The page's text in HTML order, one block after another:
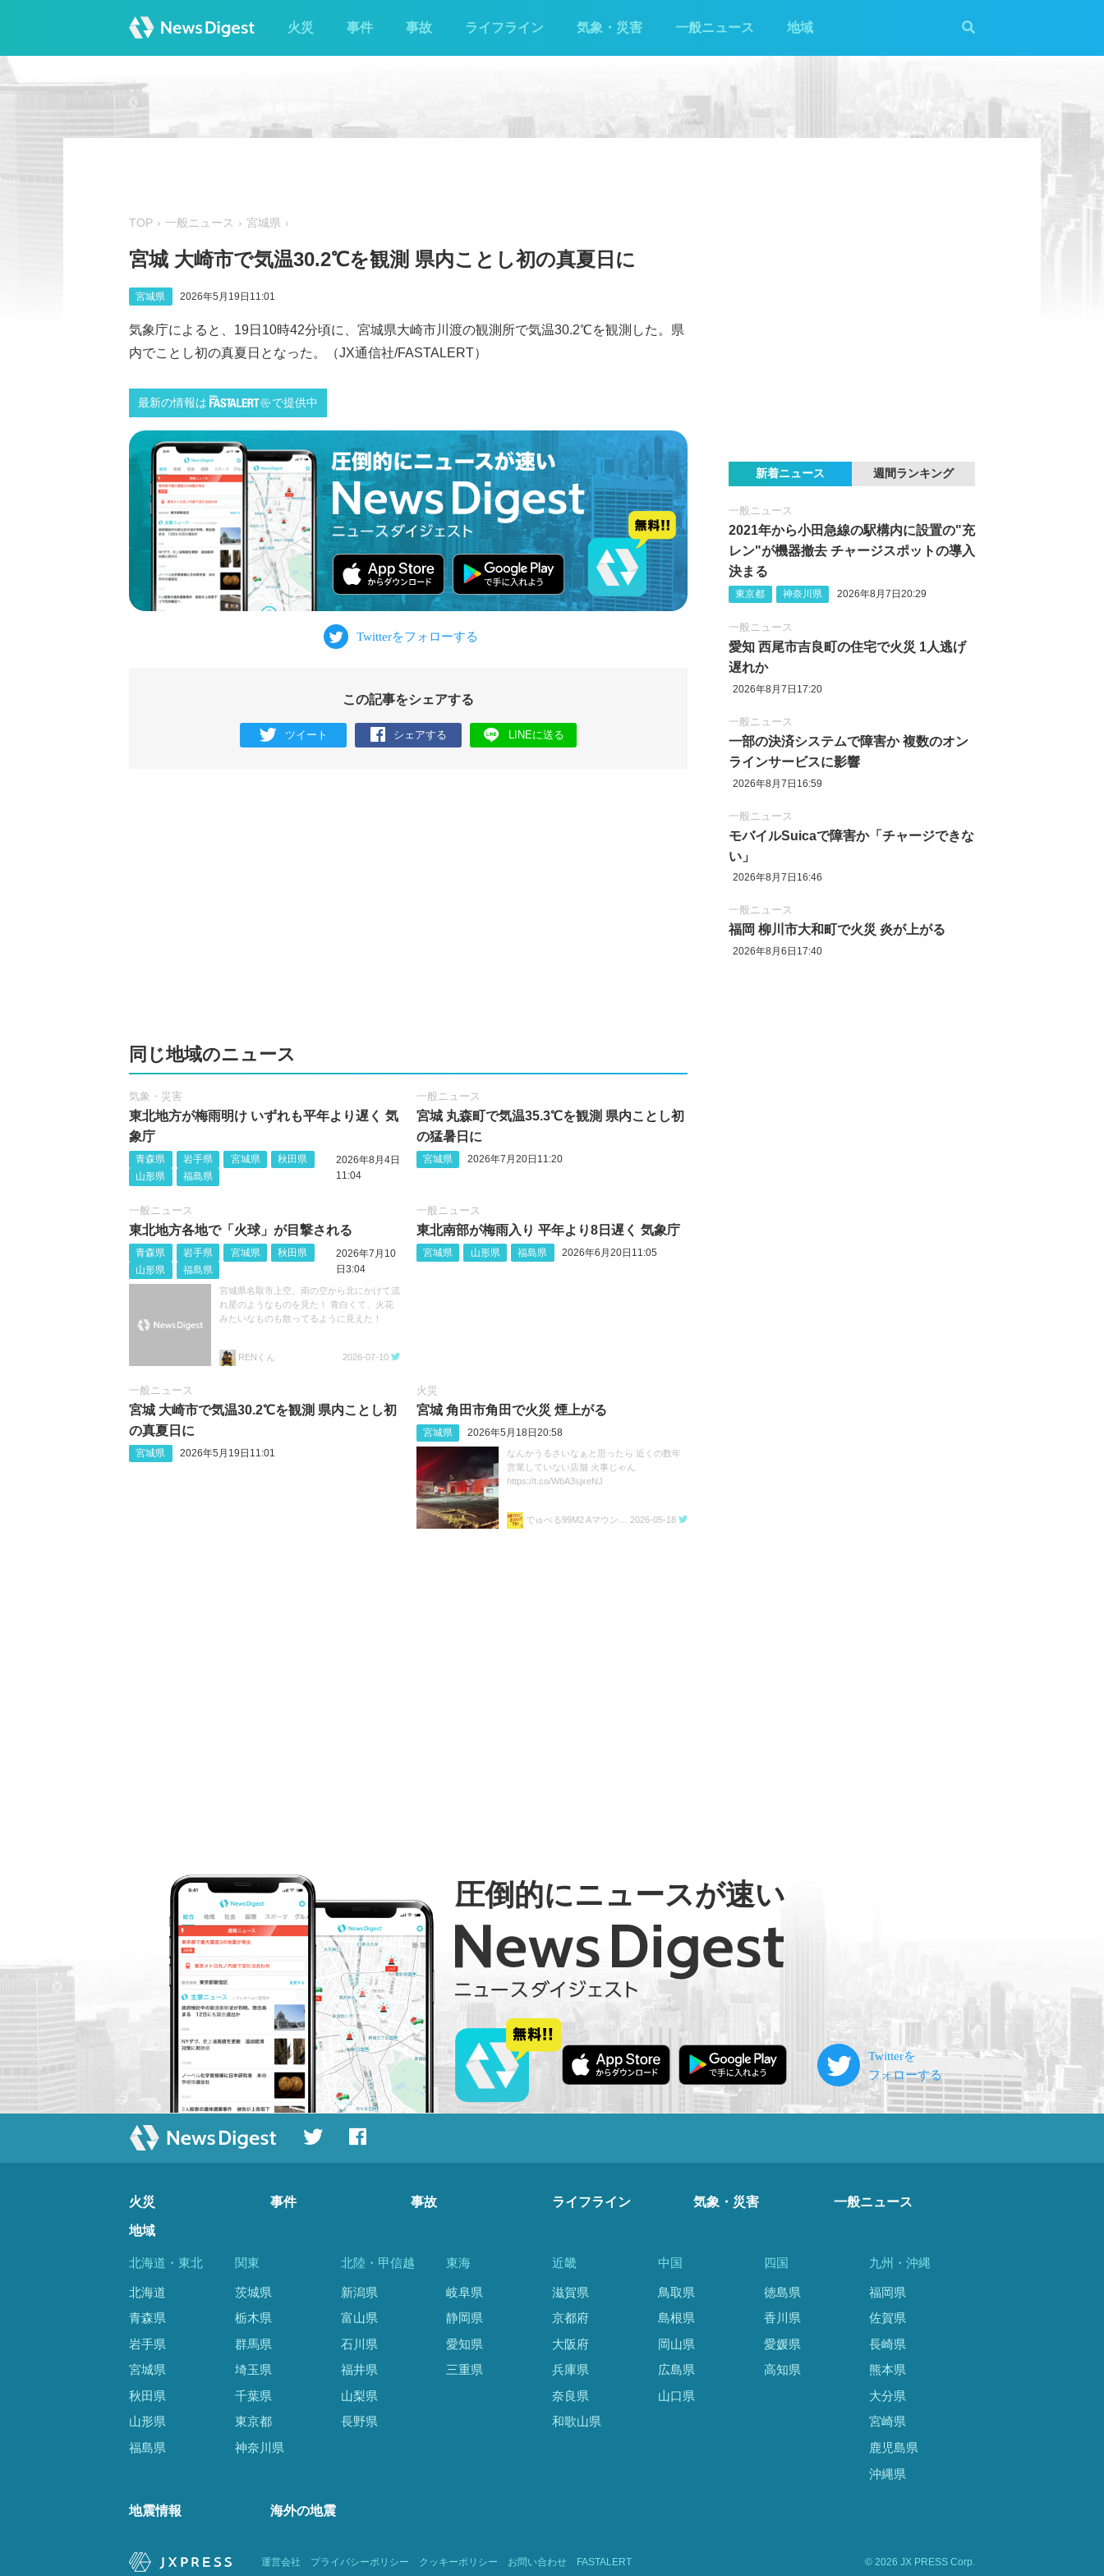
火災 事件 事故 ライフライン 気象・災害 一般ニュース 地域
TOP 一般ニュース 宮城県
宮城 大崎市で気温30.2℃を観測 県内ことし初の真夏日に
宮城県 2026年5月19日11:01
気象庁によると、19日10時42分頃に、宮城県大崎市川渡の観測所で気温30.2℃を観測した。県
内でことし初の真夏日となった。（JX通信社/FASTALERT）
最新の情報は で提供中
この記事をシェアする
ツイート シェアする LINEに送る
同じ地域のニュース
気象・災害
東北地方が梅雨明け いずれも平年より遅く 気
象庁
青森県 岩手県 宮城県
秋田県
山形県
福島県
2026年8月4日
11:04
一般ニュース
宮城 丸森町で気温35.3℃を観測 県内ことし初
の猛暑日に
宮城県 2026年7月20日11:20
一般ニュース
東北地方各地で「火球」が目撃される
青森県 岩手県 宮城県
秋田県
山形県
福島県
2026年7月10
日3:04
宮城県名取市上空、南の空から北にかけて流
れ星のようなものを見た！ 青白くて、火花
みたいなものも散ってるように見えた！
RENくん 2026-07-10
一般ニュース
東北南部が梅雨入り 平年より8日遅く 気象庁
宮城県 山形県 福島県 2026年6月20日11:05
一般ニュース
宮城 大崎市で気温30.2℃を観測 県内ことし初
の真夏日に
宮城県 2026年5月19日11:01
火災
宮城 角田市角田で火災 煙上がる
宮城県 2026年5月18日20:58
なんかうるさいなぁと思ったら 近くの数年
営業していない店舗 火事じゃん
https://t.co/WbA3sjxeNJ
2026-05-18
新着ニュース 週間ランキング
一般ニュース
2021年から小田急線の駅構内に設置の"充
レン"が機器撤去 チャージスポットの導入
決まる
東京都 神奈川県 2026年8月7日20:29
一般ニュース
愛知 西尾市吉良町の住宅で火災 1人逃げ
遅れか
2026年8月7日17:20
一般ニュース
一部の決済システムで障害か 複数のオン
ラインサービスに影響
2026年8月7日16:59
一般ニュース
モバイルSuicaで障害か「チャージできな
い」
2026年8月7日16:46
一般ニュース
福岡 柳川市大和町で火災 炎が上がる
2026年8月6日17:40
圧倒的にニュースが速い
火災 事件 事故 ライフライン 気象・災害 一般ニュース
地域
北海道・東北
北海道
青森県
岩手県
宮城県
秋田県
山形県
福島県
関東
茨城県
栃木県
群馬県
埼玉県
千葉県
東京都
神奈川県
北陸・甲信越
新潟県
富山県
石川県
福井県
山梨県
長野県
東海
岐阜県
静岡県
愛知県
三重県
近畿
滋賀県
京都府
大阪府
兵庫県
奈良県
和歌山県
中国
鳥取県
島根県
岡山県
広島県
山口県
四国
徳島県
香川県
愛媛県
高知県
九州・沖縄
福岡県
佐賀県
長崎県
熊本県
大分県
宮崎県
鹿児島県
沖縄県
地震情報 海外の地震
運営会社 プライバシーポリシー クッキーポリシー お問い合わせ FASTALERT © 2026 JX PRESS Corp.